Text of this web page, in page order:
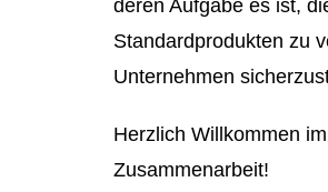
deren Aufgabe es ist,
Standardprodukten zu
Unternehmen
Herzlich Willkommen
Zusammenarbeit!